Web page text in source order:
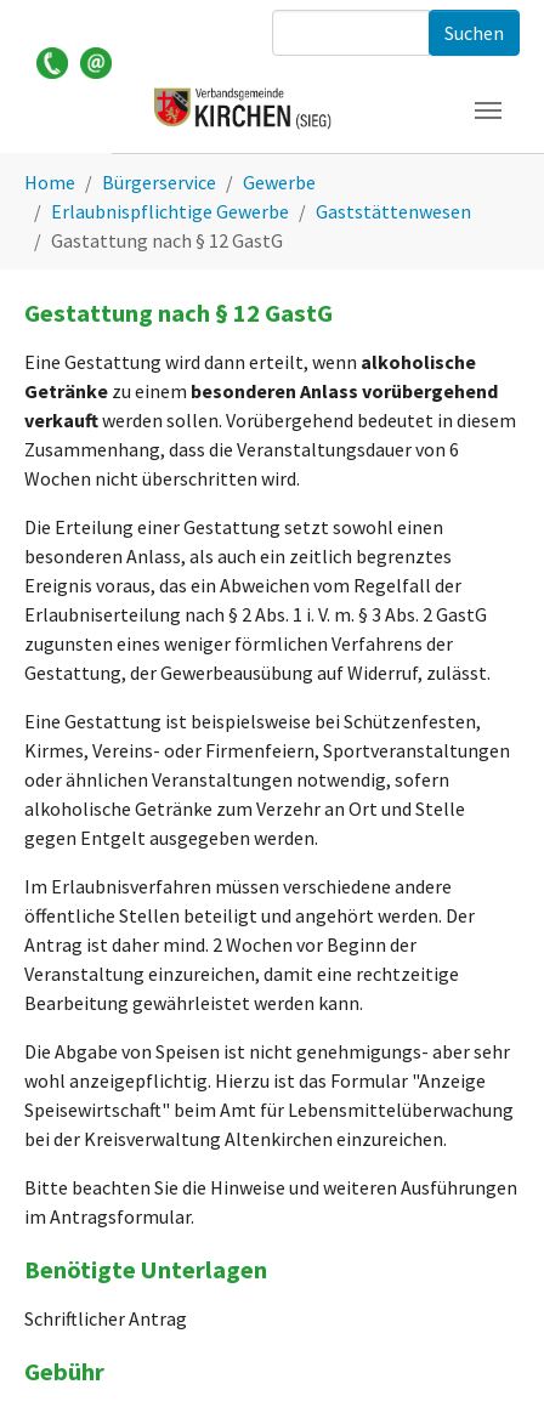
Home Bürgerservice
Gewerbe
Erlaubnispflichtige Gewerbe
Gaststättenwesen
Gastattung nach § 12 GastG
Gestattung nach § 12 GastG
Eine Gestattung wird dann erteilt, wenn alkoholische
Getränke zu einem besonderen Anlass vorübergehend
verkauftwerden sollen. Vorübergehend bedeutet in diesem
Zusammenhang, dass die Veranstaltungsdauer von 6
Wochen nicht überschritten wird.
Die Erteilung einer Gestattung setzt sowohl einen
besonderen Anlass, als auch ein zeitlich begrenztes
Ereignis voraus, das ein Abweichen vom Regelfall der
Erlaubniserteilung nach § 2 Abs. 1 i. V. m. § 3 Abs. 2 GastG
zugunsten eines weniger förmlichen Verfahrens der
Gestattung, der Gewerbeausübung auf Widerruf, zulässt.
Eine Gestattung ist beispielsweise bei Schützenfesten,
Kirmes, Vereins- oder Firmenfeiern, Sportveranstaltungen
oder ähnlichen Veranstaltungen notwendig, sofern
alkoholische Getränke zum Verzehr an Ort und Stelle
gegen Entgelt ausgegeben werden.
Im Erlaubnisverfahren müssen verschiedene andere
öffentliche Stellen beteiligt und angehört werden. Der
Antrag ist daher mind. 2 Wochen vor Beginn der
Veranstaltung einzureichen, damit eine rechtzeitige
Bearbeitung gewährleistet werden kann.
Die Abgabe von Speisen ist nicht genehmigungs- aber sehr
wohl anzeigepflichtig. Hierzu ist das Formular "Anzeige
Speisewirtschaft" beim Amt für Lebensmittelüberwachung
bei der Kreisverwaltung Altenkirchen einzureichen.
Bitte beachten Sie die Hinweise und weiteren Ausführungen
im Antragsformular.
Benötigte Unterlagen
Schriftlicher Antrag
Gebühr